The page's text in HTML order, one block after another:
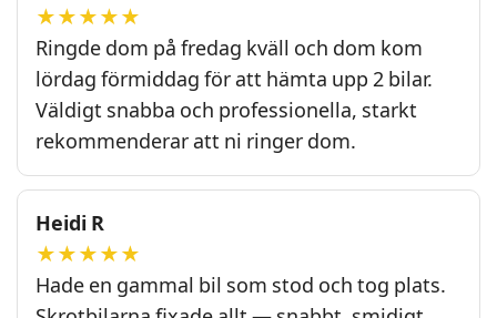
★★★★★
Ringde dom på fredag kväll och dom kom
lördag förmiddag för att hämta upp 2 bilar.
Väldigt snabba och professionella, starkt
rekommenderar att ni ringer dom.
Heidi R
★★★★★
Hade en gammal bil som stod och tog plats.